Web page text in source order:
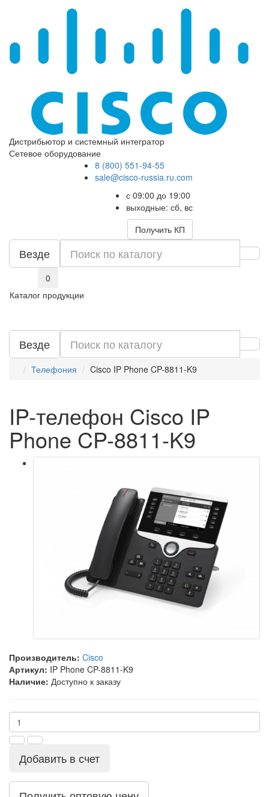
Дистрибьютор и системный интегратор
Сетевое оборудование
8 (800) 551-94-55
sale@cisco-russia.ru.com
с 09:00 до 19:00
выходные: сб, вс
Получить КП
Везде
0
Каталог продукции
Везде
Телефония Cisco IP Phone CP-8811-K9
IP-телефон Cisco IP
Phone CP-8811-K9
Производитель: Cisco
Артикул: IP Phone CP-8811-K9
Наличие: Доступно к заказу
Добавить в счет